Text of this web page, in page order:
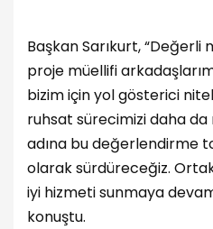
Başkan Sarıkurt, “Değerli
proje müellifi
bizim için yol gösterici
ruhsat sürecimizi daha
adına bu değerlendirme
olarak sürdüreceğiz.
iyi hizmeti sunmaya
konuştu.